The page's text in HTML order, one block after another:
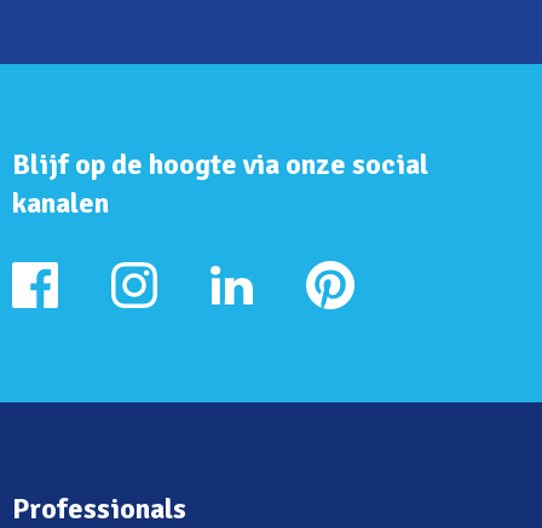
Blijf op de hoogte via onze social
kanalen
Professionals